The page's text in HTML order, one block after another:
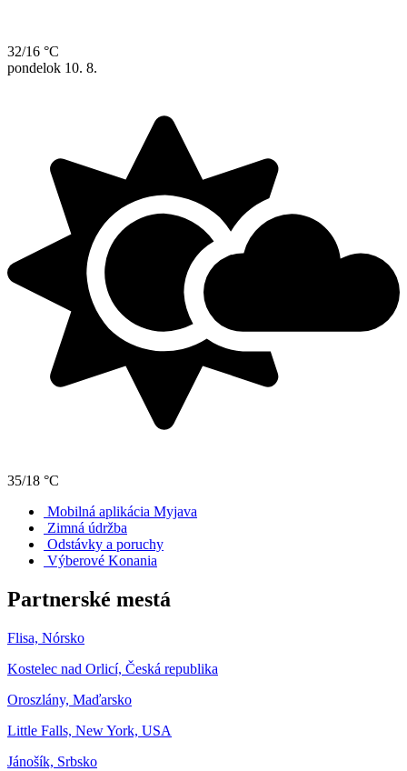
32/16 °C
pondelok 10. 8.
35/18 °C
Mobilná aplikácia Myjava
Zimná údržba
Odstávky a poruchy
Výberové Konania
Partnerské mestá
Flisa, Nórsko
Kostelec nad Orlicí, Česká republika
Oroszlány, Maďarsko
Little Falls, New York, USA
Jánošík, Srbsko